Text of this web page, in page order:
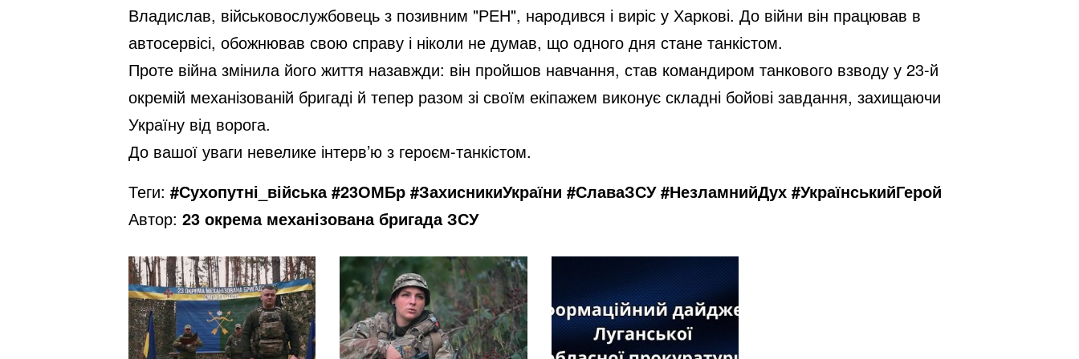
d
e
Владислав, військовослужбовець з позивним "РЕН", народився і виріс у Харкові. До війни він працював в
автосервісі, обожнював свою справу і ніколи не думав, що одного дня стане танкістом.
Проте війна змінила його життя назавжди: він пройшов навчання, став командиром танкового взводу у 23-й
окремій механізованій бригаді й тепер разом зі своїм екіпажем виконує складні бойові завдання, захищаючи
Україну від ворога.
До вашої уваги невелике інтерв’ю з героєм-танкістом.
Теги: #Сухопутні_війська #23ОМБр #ЗахисникиУкраїни #СлаваЗСУ #НезламнийДух #УкраїнськийГерой
Автор: 23 окрема механізована бригада ЗСУ